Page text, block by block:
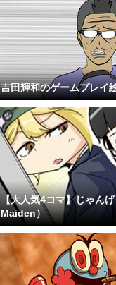
吉田輝和のゲームプレイ
【大人気4コマ】じゃん
Maiden）